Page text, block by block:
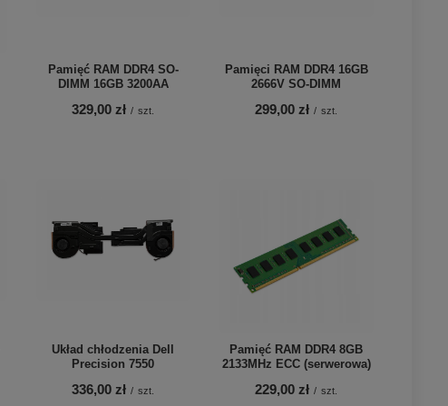
Pamięć RAM DDR4 SO-
DIMM 16GB 3200AA
329,00 zł / szt.
Pamięci RAM DDR4 16GB
2666V SO-DIMM
299,00 zł / szt.
Układ chłodzenia Dell
Precision 7550
336,00 zł / szt.
Pamięć RAM DDR4 8GB
2133MHz ECC (serwerowa)
229,00 zł / szt.